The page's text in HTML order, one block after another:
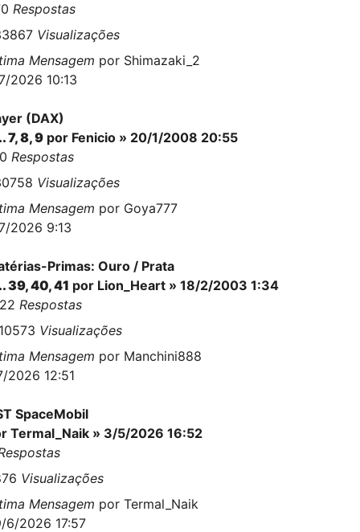
Respostas
Visualizações
Mensagem por Shimazaki_2
2026 10:13
(DAX)
7,8,9 por Fenicio » 20/1/2008 20:55
Respostas
Visualizações
Mensagem por Goya777
2026 9:13
Primas: Ouro / Prata
39,40,41 por Lion_Heart » 18/2/2003 1:34
Respostas
Visualizações
Mensagem por Manchini888
2026 12:51
SpaceMobil
Termal_Naik » 3/5/2026 16:52
Visualizações
Mensagem por Termal_Naik
6/2026 17:57